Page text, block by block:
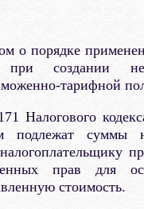
о порядке
при создании
тарифной
Налогового
подлежат суммы
прав для
стоимость.